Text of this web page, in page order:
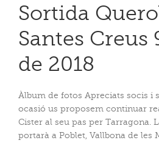
Sortida
Santes Creus
de 2018
Àlbum de fotos Apreciats socis i
ocasió us proposem continuar
Cister al seu pas per Tarragona.
portarà a Poblet, Vallbona de les